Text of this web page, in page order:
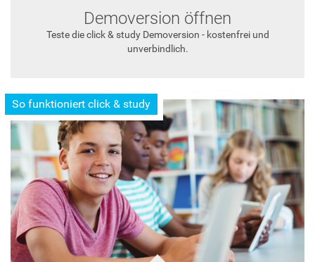
Demoversion öffnen
Teste die click & study Demoversion - kostenfrei und
unverbindlich.
So funktioniert click & study